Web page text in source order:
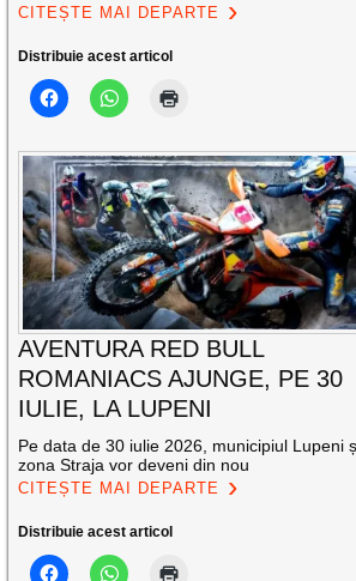
CITEȘTE MAI DEPARTE
Distribuie acest articol
AVENTURA RED BULL
ROMANIACS AJUNGE, PE 30
IULIE, LA LUPENI
Pe data de 30 iulie 2026, municipiul Lupeni
zona Straja vor deveni din nou
CITEȘTE MAI DEPARTE
Distribuie acest articol